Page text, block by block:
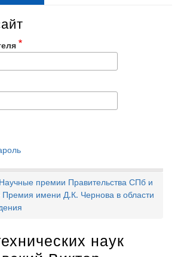
Научные премии Правительства СПб и
Премия имени Д.К. Чернова в области
наук